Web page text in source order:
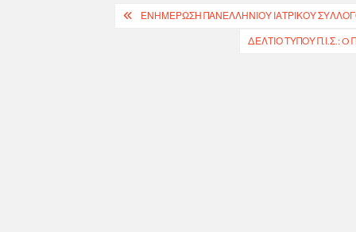
Πλοήγηση
ΕΝΗΜΕΡΩΣΗ ΠΑΝΕΛΛΗΝΙΟΥ ΙΑΤΡΙΚΟΥ
ΔΕΛΤΊΟ ΤΎΠΟΥ Π.Ι.Σ.: